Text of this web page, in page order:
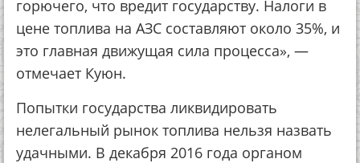
горючего, что вредит государству. Налоги в
цене топлива на АЗС составляют около 35%, и
это главная движущая сила процесса», —
отмечает Куюн.
Попытки государства ликвидировать
нелегальный рынок топлива нельзя назвать
удачными. В декабря 2016 года органом